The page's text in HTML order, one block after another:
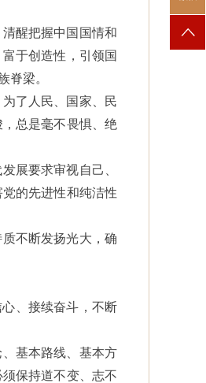
醒把握中国国情和
于创造性，引领国
脊梁。
了人民、国家、民
总是毫不畏惧、绝
展要求审视自己、
的先进性和纯洁性
不断发扬光大，确
、接续奋斗，不断
基本路线、基本方
保持道不变、志不